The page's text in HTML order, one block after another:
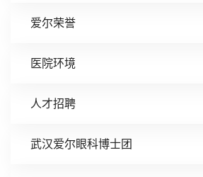
爱尔荣誉
医院环境
人才招聘
武汉爱尔眼科博士团